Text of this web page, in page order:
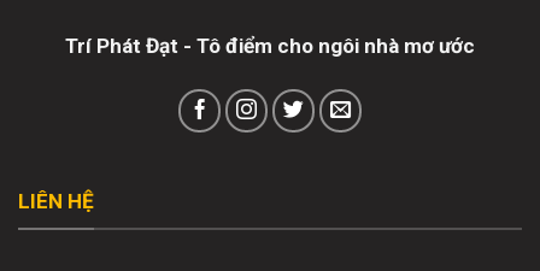
Trí Phát Đạt - Tô điểm cho ngôi nhà mơ ước
LIÊN HỆ